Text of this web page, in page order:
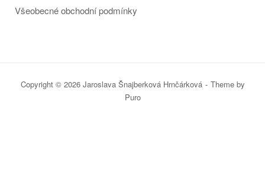
Všeobecné obchodní podmínky
Copyright © 2026 Jaroslava Šnajberková Hrnčárková
Theme by
Puro